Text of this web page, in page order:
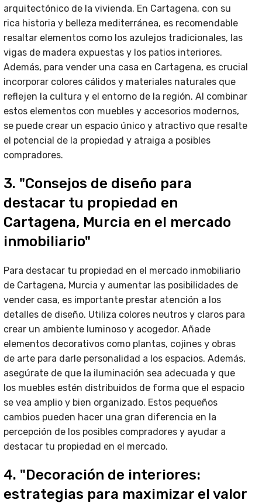
arquitectónico de la vivienda. En Cartagena, con su
rica historia y belleza mediterránea, es recomendable
resaltar elementos como los azulejos tradicionales, las
vigas de madera expuestas y los patios interiores.
Además, para vender una casa en Cartagena, es crucial
incorporar colores cálidos y materiales naturales que
reflejen la cultura y el entorno de la región. Al combinar
estos elementos con muebles y accesorios modernos,
se puede crear un espacio único y atractivo que resalte
el potencial de la propiedad y atraiga a posibles
compradores.
3. "Consejos de diseño para
destacar tu propiedad en
Cartagena, Murcia en el mercado
inmobiliario"
Para destacar tu propiedad en el mercado inmobiliario
de Cartagena, Murcia y aumentar las posibilidades de
vender casa, es importante prestar atención a los
detalles de diseño. Utiliza colores neutros y claros para
crear un ambiente luminoso y acogedor. Añade
elementos decorativos como plantas, cojines y obras
de arte para darle personalidad a los espacios. Además,
asegúrate de que la iluminación sea adecuada y que
los muebles estén distribuidos de forma que el espacio
se vea amplio y bien organizado. Estos pequeños
cambios pueden hacer una gran diferencia en la
percepción de los posibles compradores y ayudar a
destacar tu propiedad en el mercado.
4. "Decoración de interiores:
estrategias para maximizar el valor